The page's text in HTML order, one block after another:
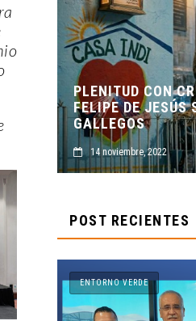
CON CRISTO. PADRE
DE JESÚS SÁNCHEZ
POST RECIENTES
VERDE